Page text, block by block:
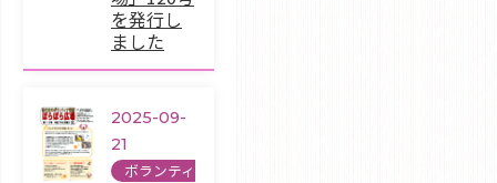
を発行し
ました
2025-09-
21
ボランティ